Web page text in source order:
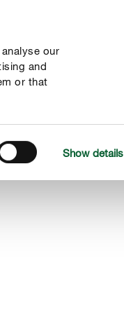
our
and
or that
Show details